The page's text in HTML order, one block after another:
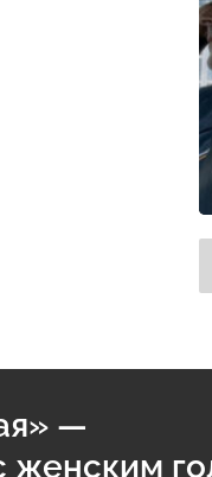
—
женским